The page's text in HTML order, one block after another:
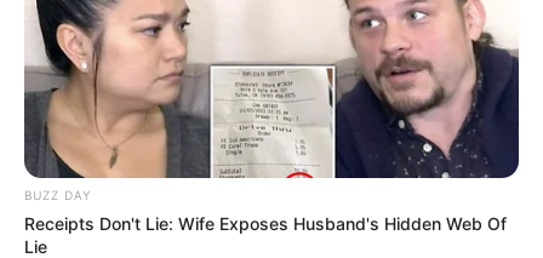
Serem! 9 Chat Ojek Online &
Pelanggan Ini Bikin Auto
Merinding
BUZZ DAY
Receipts Don't Lie: Wife Exposes Husband's Hidden Web Of
Lie